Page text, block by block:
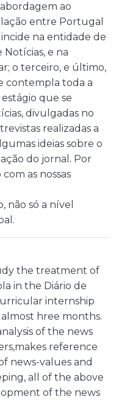
ao
entre Portugal
na entidade de
e na
o terceiro, e último,
contempla toda a
que se
divulgadas no
realizadas a
ideias sobre o
do jornal. Por
as nossas
não só a nível
the treatment of
in the Diário de
internship
hree months.
of the news
reference
news-values and
all of the above
of the news